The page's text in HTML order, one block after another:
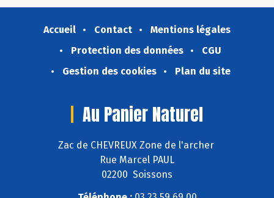
Accueil Contact
Mentions légales
Protection des données
CGU
Gestion des cookies
Plan du site
Au Panier Naturel
Zac de CHEVREUX Zone de l'archer
Rue Marcel PAUL
02200 Soissons